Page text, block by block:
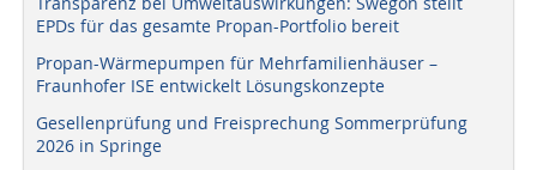
EPDs für das gesamte Propan-Portfolio bereit
Propan-Wärmepumpen für Mehrfamilienhäuser –
Fraunhofer ISE entwickelt Lösungskonzepte
Gesellenprüfung und Freisprechung Sommerprüfung
2026 in Springe